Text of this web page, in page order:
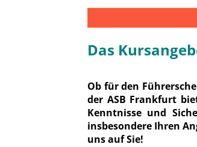
Das
Ob für den
der ASB Frankfurt
Kenntnisse und
insbesondere Ihren
uns auf Sie!